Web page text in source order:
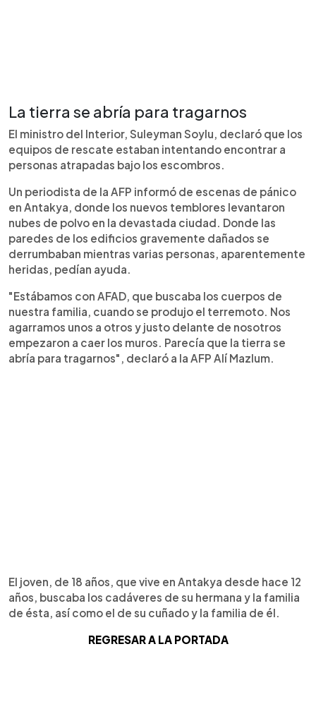
La tierra se abría para tragarnos
El ministro del Interior, Suleyman Soylu, declaró que los
equipos de rescate estaban intentando encontrar a
personas atrapadas bajo los escombros.
Un periodista de la AFP informó de escenas de pánico
en Antakya, donde los nuevos temblores levantaron
nubes de polvo en la devastada ciudad. Donde las
paredes de los edificios gravemente dañados se
derrumbaban mientras varias personas, aparentemente
heridas, pedían ayuda.
"Estábamos con AFAD, que buscaba los cuerpos de
nuestra familia, cuando se produjo el terremoto. Nos
agarramos unos a otros y justo delante de nosotros
empezaron a caer los muros. Parecía que la tierra se
abría para tragarnos", declaró a la AFP Alí Mazlum.
El joven, de 18 años, que vive en Antakya desde hace 12
años, buscaba los cadáveres de su hermana y la familia
de ésta, así como el de su cuñado y la familia de él.
REGRESAR A LA PORTADA